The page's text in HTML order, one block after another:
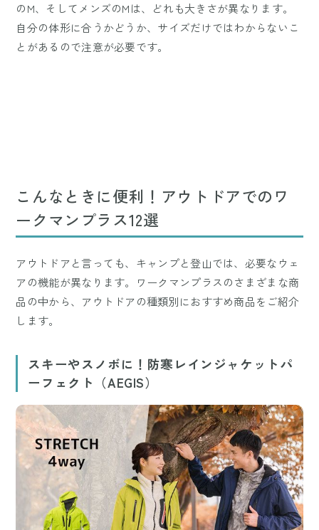
のM、そしてメンズのMは、どれも大きさが異なります。
自分の体形に合うかどうか、サイズだけではわからないこ
とがあるので注意が必要です。
こんなときに便利！アウトドアでのワ
ークマンプラス12選
アウトドアと言っても、キャンプと登山では、必要なウェ
アの機能が異なります。ワークマンプラスのさまざまな商
品の中から、アウトドアの種類別におすすめ商品をご紹介
します。
スキーやスノボに！防寒レインジャケットパ
ーフェクト（AEGIS）